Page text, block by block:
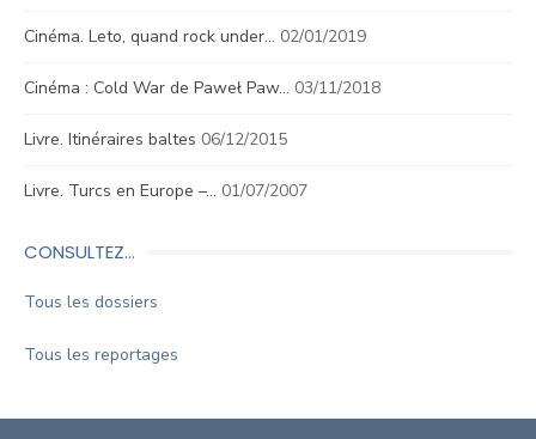
Cinéma. Leto, quand rock under… 02/01/2019
Cinéma : Cold War de Paweł Paw… 03/11/2018
Livre. Itinéraires baltes 06/12/2015
Livre. Turcs en Europe –… 01/07/2007
CONSULTEZ…
Tous les dossiers
Tous les reportages